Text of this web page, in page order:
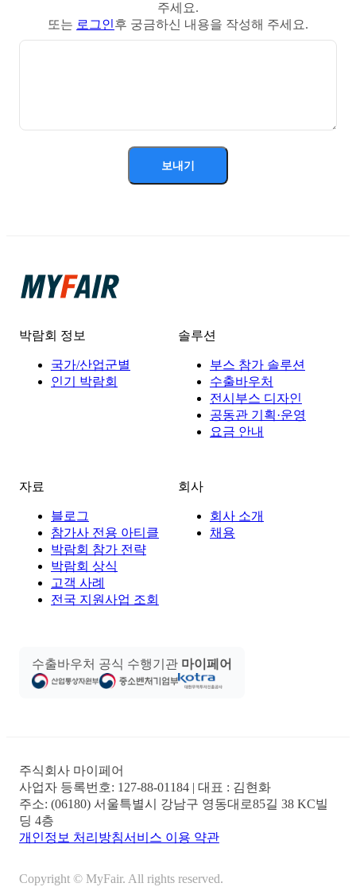
주세요.
또는 로그인후 궁금하신 내용을 작성해 주세요.
보내기
박람회 정보
국가/산업군별
인기 박람회
솔루션
부스 참가 솔루션
수출바우처
전시부스 디자인
공동관 기획·운영
요금 안내
자료
블로그
참가사 전용 아티클
박람회 참가 전략
박람회 상식
고객 사례
전국 지원사업 조회
회사
회사 소개
채용
수출바우처 공식 수행기관 마이페어
주식회사 마이페어
사업자 등록번호: 127-88-01184 | 대표 : 김현화
주소: (06180) 서울특별시 강남구 영동대로85길 38 KC빌
딩 4층
개인정보 처리방침서비스 이용 약관
Copyright © MyFair. All rights reserved.